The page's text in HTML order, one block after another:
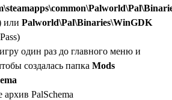
или Palworld\Pal\Binaries\WinGDK
один раз до главного меню и
создалась папка Mods
архив PalSchema